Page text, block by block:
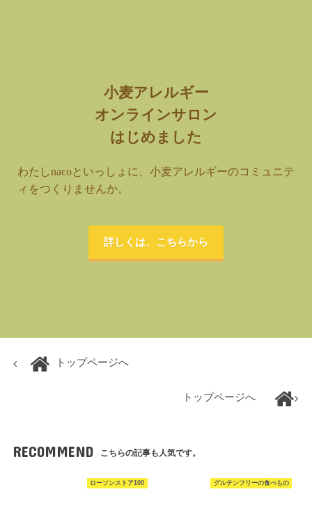
小麦アレルギー
オンラインサロン
はじめました
わたしnacoといっしょに、小麦アレルギーのコミュニテ
ィをつくりませんか。
詳しくは、こちらから
トップページへ
トップページへ
RECOMMEND こちらの記事も人気です。
ローソンストア100 グルテンフリーの食べもの